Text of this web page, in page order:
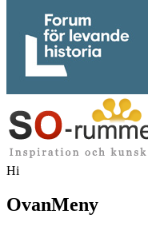
Hi
OvanMeny